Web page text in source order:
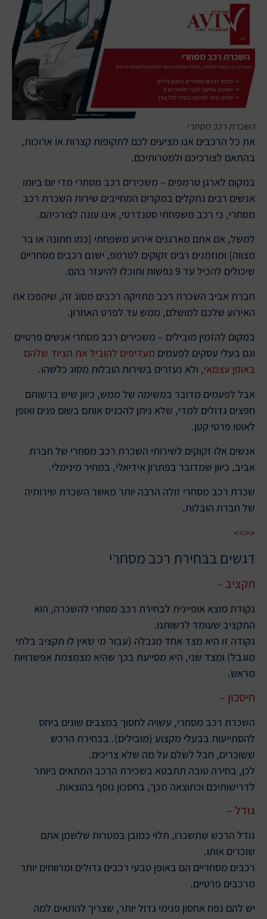
השכרת רכב מסחרי
את כל הרכבים אנו מציעים לכם לתקופות קצרות או ארוכות,
בהתאם לצורכיכם ולמטרותיכם.
במקום לארגן טרמפים – משכירים רכב מסחרי מדי יום ביומו
אנשים רבים נתקלים במקרים המחייבים שירות השכרת רכב
מסחרי, כי רכב משפחתי סטנדרטי, אינו עונה לצורכיהם.
למשל, אם אתם מארגנים אירוע משפחתי (כמו חתונה או בר
מצווה) ומוזמנים רבים זקוקים לטרמפ, ישנם רכבים מסחריים
שיכולים להכיל עד 9 נפשות ותוכלו להיעזר בהם.
חברת אביב השכרת רכב מחזיקה רכבים מסוג זה, שיהפכו את
האירוע שלכם למושלם, ממש עד לפרט האחרון.
במקום להזמין מובילים – משכירים רכב מסחרי אנשים פרטיים
וגם בעלי עסקים לפעמים מעדיפים להוביל את הציוד שלהם
באופן עצמאי, ולא נעזרים בשירות הובלות מסוג כלשהו.
אבל לפעמים מדובר במשימה של ממש, כיוון שיש ברשותם
חפצים גדולים למדי, שלא ניתן להכניס אותם בשום פנים ואופן
לאוטו פרטי קטן.
אנשים אלו זקוקים לשירותי השכרת רכב מסחרי של חברת
אביב, כיוון שמדובר בפתרון אידיאלי, במחיר מינימלי.
שכרת רכב מסחרי זולה הרבה יותר מאשר השכרת שירותיה
של חברת הובלות.
<<>>
דגשים בבחירת רכב מסחרי
תקציב –
נקודת מוצא אופיינית לבחירת רכב מסחרי להשכרה, הוא
התקציב שעומד לרשותנו.
נקודה זו היא מצד אחד מגבלה (עבור מי שאין לו תקציב בלתי
מוגבל) ומצד שני, היא מסייעת בכך שהיא מצמצמת אפשרויות
מראש.
חיסכון –
השכרת רכב מסחרי, עשויה לחסוך במצבים שונים ביחס
להסתייעות בבעלי מקצוע (מובילים). בבחירת הרכש
ששוכרים, חבל לשלם על מה שלא צריכים.
לכן, בחירה טובה תתבטא בשכירת הרכב המתאים ביותר
לדרישותיכם וכתוצאה מכך, בחסכון נוסף בהוצאות.
גודל –
גודל הרכש שתשכרו, תלוי כמובן במטרות שלשמן אתם
שוכרים אותו.
רכבים מסחריים הם באופן טבעי רכבים גדולים ומרווחים יותר
מרכבים פרטיים.
יש להם נפח אחסון פנימי גדול יותר, שצריך להתאים למה